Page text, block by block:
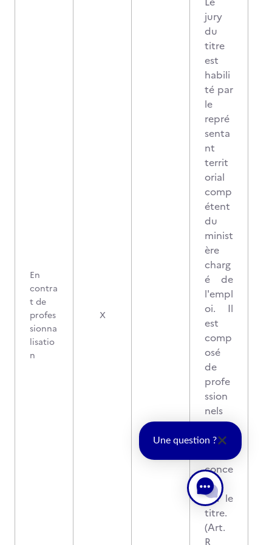
En
contra
t de
profes
sionna
lisatio
n
X
jury
du
titre
est
habili
té par
le
repré
senta
nt
territ
orial
comp
étent
du
minist
ère
charg
é de
l'empl
oi. Il
est
comp
osé
de
profe
ssion
nels
du
métie
conce
rné
par le
titre.
(Art.
R
Une question ?